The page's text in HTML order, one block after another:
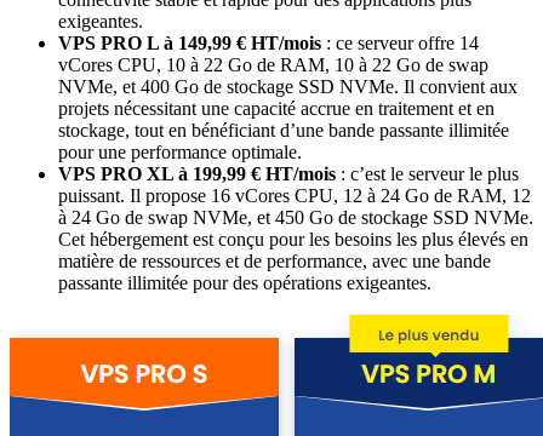
exigeantes.
VPS PRO L à 149,99 € HT/mois : ce serveur offre 14
vCores CPU, 10 à 22 Go de RAM, 10 à 22 Go de swap
NVMe, et 400 Go de stockage SSD NVMe. Il convient aux
projets nécessitant une capacité accrue en traitement et en
stockage, tout en bénéficiant d’une bande passante illimitée
pour une performance optimale.
VPS PRO XL à 199,99 € HT/mois : c’est le serveur le plus
puissant. Il propose 16 vCores CPU, 12 à 24 Go de RAM, 12
à 24 Go de swap NVMe, et 450 Go de stockage SSD NVMe.
Cet hébergement est conçu pour les besoins les plus élevés en
matière de ressources et de performance, avec une bande
passante illimitée pour des opérations exigeantes.